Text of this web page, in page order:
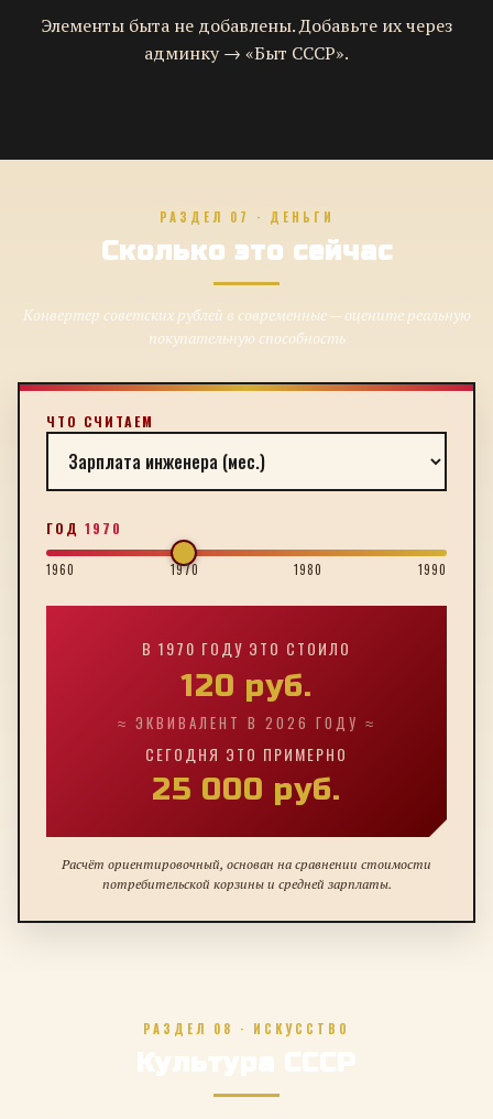
Элементы быта не добавлены. Добавьте их через
админку → «Быт СССР».
РАЗДЕЛ 07 · ДЕНЬГИ
Сколько это сейчас
Конвертер советских рублей в современные — оцените реальную
покупательную способность
ЧТО СЧИТАЕМ
ГОД 1970
1960 1970 1980 1990
В 1970 ГОДУ ЭТО СТОИЛО
120 руб.
≈ ЭКВИВАЛЕНТ В 2026 ГОДУ ≈
СЕГОДНЯ ЭТО ПРИМЕРНО
25 000 руб.
Расчёт ориентировочный, основан на сравнении стоимости
потребительской корзины и средней зарплаты.
РАЗДЕЛ 08 · ИСКУССТВО
Культура СССР